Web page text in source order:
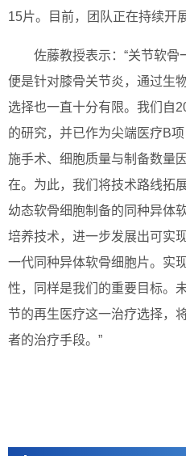
15片。目前，团队正在持续开
佐藤教授表示：“关节软
便是针对膝骨关节炎，通过生
选择也一直十分有限。我们自
的研究，并已作为尖端医疗B
施手术、细胞质量与制备数量
在。为此，我们将技术路线拓
幼态软骨细胞制备的同种异体
培养技术，进一步发展出可实
一代同种异体软骨细胞片。实
性，同样是我们的重要目标。
节的再生医疗这一治疗选择，
者的治疗手段。”